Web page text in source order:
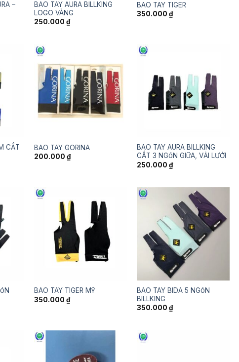
–
BAO TAY AURA BILLKING
LOGO VÀNG
250.000 ₫
BAO TAY TIGER
350.000 ₫
CẮT
BAO TAY GORINA
200.000 ₫
BAO TAY AURA BILLKING
CẮT 3 NGÓN GIỮA, VẢI LƯỚI
250.000 ₫
BAO TAY TIGER MỸ
350.000 ₫
BAO TAY BIDA 5 NGÓN
BILLKING
350.000 ₫